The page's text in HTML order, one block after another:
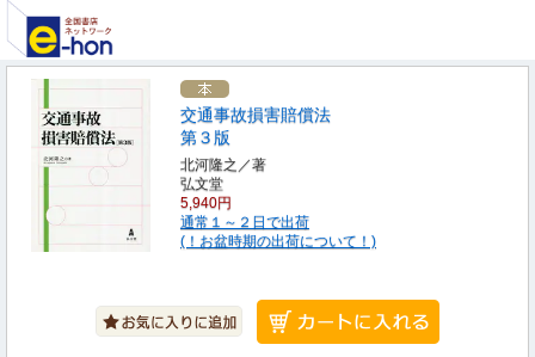
交通事故損害賠償法
第３版
北河隆之／著
弘文堂
5,940円
通常１～２日で出荷
(！お盆時期の出荷について！)